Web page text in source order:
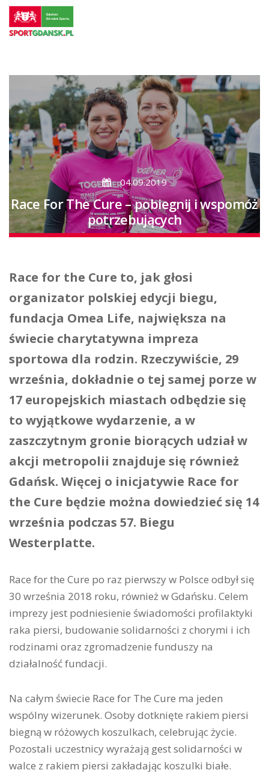
treści
Przejdź
do
04.09.2019
Race For The Cure – pobiegnij i wspomóż
potrzebujących
Race for the Cure to, jak głosi
organizator polskiej edycji biegu,
fundacja Omea Life, największa na
świecie charytatywna impreza
sportowa dla rodzin. Rzeczywiście, 29
września, dokładnie o tej samej porze w
17 europejskich miastach odbędzie się
to wyjątkowe wydarzenie, a w
zaszczytnym gronie biorących udział w
akcji metropolii znajduje się również
Gdańsk. Więcej o inicjatywie Race for
the Cure będzie można dowiedzieć się 14
września podczas 57. Biegu
Westerplatte.
Race for the Cure po raz pierwszy w Polsce odbył się
30 września 2018 roku, również w Gdańsku. Celem
imprezy jest podniesienie świadomości profilaktyki
raka piersi, budowanie solidarności z chorymi i ich
rodzinami oraz zgromadzenie funduszy na
działalność fundacji.
Na całym świecie Race for The Cure ma jeden
wspólny wizerunek. Osoby dotknięte rakiem piersi
biegną w różowych koszulkach, celebrując życie.
Pozostali uczestnicy wyrażają gest solidarności w
walce z rakiem piersi zakładając koszulki białe.